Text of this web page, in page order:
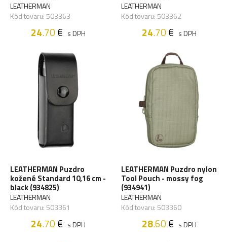
LEATHERMAN
Kód tovaru: 503363
24.70€ s DPH
LEATHERMAN
Kód tovaru: 503362
24.70€ s DPH
LEATHERMAN Puzdro
kožené Standard 10,16 cm -
black (934825)
LEATHERMAN
Kód tovaru: 503361
24.70€ s DPH
LEATHERMAN Puzdro nylon
Tool Pouch - mossy fog
(934941)
LEATHERMAN
Kód tovaru: 503360
28.60€ s DPH